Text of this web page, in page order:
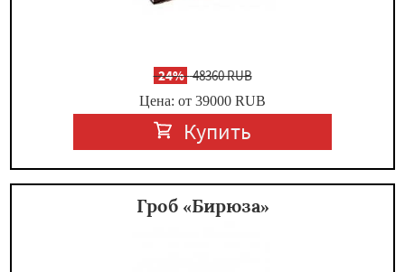
-24%48360 RUB
Цена: от 39000 RUB
Купить
Гроб «Бирюза»